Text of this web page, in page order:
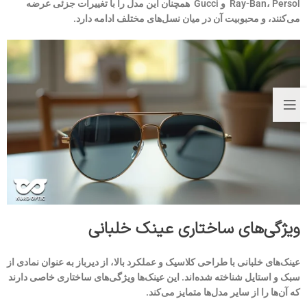
Ray-Ban، Persol و Gucci همچنان این مدل را با تغییرات جزئی عرضه
می‌کنند، و محبوبیت آن در میان نسل‌های مختلف ادامه دارد.
ویژگی‌های ساختاری عینک خلبانی
عینک‌های خلبانی با طراحی کلاسیک و عملکرد بالا، از دیرباز به عنوان نمادی از
سبک و استایل شناخته شده‌اند. این عینک‌ها ویژگی‌های ساختاری خاصی دارند
که آن‌ها را از سایر مدل‌ها متمایز می‌کند.